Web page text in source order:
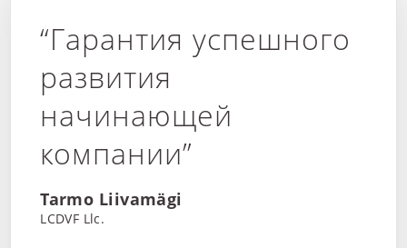
“Гарантия успешного
развития
начинающей
компании”
Tarmo Liivamägi
LCDVF Llc.